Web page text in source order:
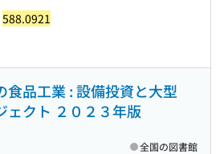
588.0921
食品工業 : 設備投資と大型
ェクト ２０２３年版
全国の図書館